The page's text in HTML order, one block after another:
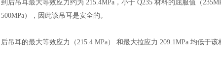
到后吊耳最大等效应力约为 215.4MPa，小于 Q235 材料的屈服值（
500MPa），因此该吊耳是安全的。
后吊耳的最大等效应力（215.4 MPa） 和最大拉应力 209.1MPa 均低于